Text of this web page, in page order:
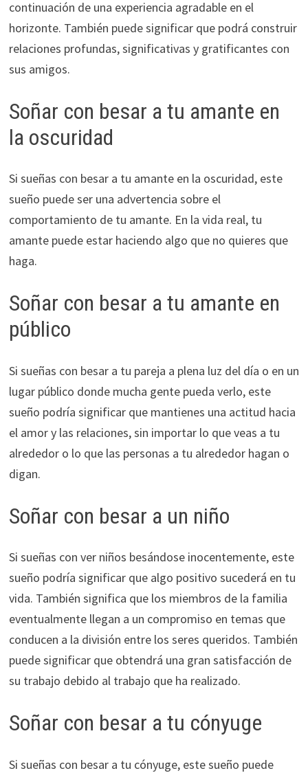
continuación de una experiencia agradable en el
horizonte. También puede significar que podrá construir
relaciones profundas, significativas y gratificantes con
sus amigos.
Soñar con besar a tu amante en
la oscuridad
Si sueñas con besar a tu amante en la oscuridad, este
sueño puede ser una advertencia sobre el
comportamiento de tu amante. En la vida real, tu
amante puede estar haciendo algo que no quieres que
haga.
Soñar con besar a tu amante en
público
Si sueñas con besar a tu pareja a plena luz del día o en un
lugar público donde mucha gente pueda verlo, este
sueño podría significar que mantienes una actitud hacia
el amor y las relaciones, sin importar lo que veas a tu
alrededor o lo que las personas a tu alrededor hagan o
digan.
Soñar con besar a un niño
Si sueñas con ver niños besándose inocentemente, este
sueño podría significar que algo positivo sucederá en tu
vida. También significa que los miembros de la familia
eventualmente llegan a un compromiso en temas que
conducen a la división entre los seres queridos. También
puede significar que obtendrá una gran satisfacción de
su trabajo debido al trabajo que ha realizado.
Soñar con besar a tu cónyuge
Si sueñas con besar a tu cónyuge, este sueño puede